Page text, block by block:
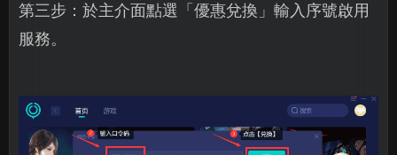
第三步：於主介面點選「優惠兌換」輸入序號啟用
服務。